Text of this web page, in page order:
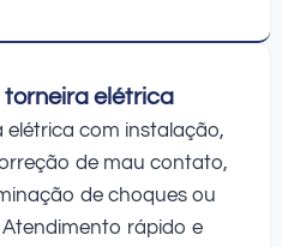
elétrica
elétrica com instalação,
de mau contato,
de choques ou
rápido e